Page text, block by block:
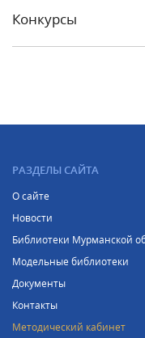
Конкурсы
РАЗДЕЛЫ САЙТА
О сайте
Новости
Библиотеки Мурманской
Модельные библиотеки
Документы
Контакты
Методический кабинет